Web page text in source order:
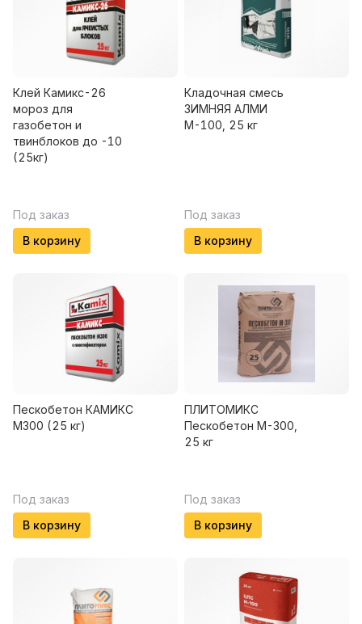
Клей Камикс-26
мороз для
газобетон и
твинблоков до -10
(25кг)
Под заказ
В корзину
Кладочная смесь
ЗИМНЯЯ АЛМИ
М-100, 25 кг
Под заказ
В корзину
Пескобетон КАМИКС
М300 (25 кг)
Под заказ
В корзину
ПЛИТОМИКС
Пескобетон М-300,
25 кг
Под заказ
В корзину